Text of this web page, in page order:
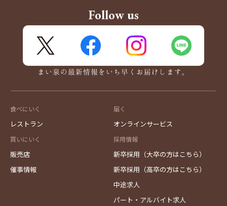
Follow us
FaceBook Instagram
まい泉の最新情報をいち早くお届けします。
食べにいく
レストラン
買いにいく
販売店
催事情報
届く
オンラインサービス
採用情報
新卒採用（大卒の方はこちら）
新卒採用（高卒の方はこちら）
中途求人
パート・アルバイト求人